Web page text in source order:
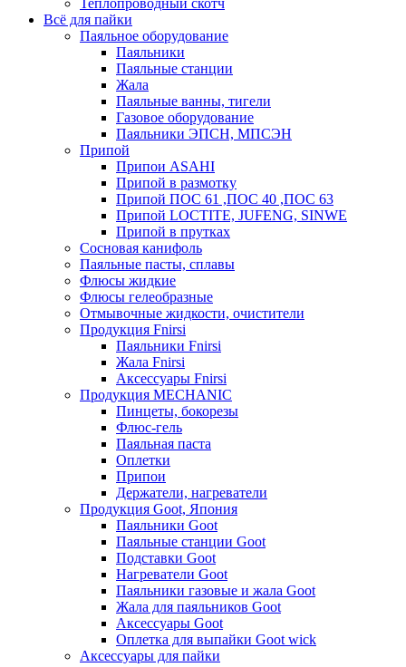
Теплопроводный скотч
Всё для пайки
Паяльное оборудование
Паяльники
Паяльные станции
Жала
Паяльные ванны, тигели
Газовое оборудование
Паяльники ЭПСН, МПСЭН
Припой
Припои ASAHI
Припой в размотку
Припой ПОС 61 ,ПОС 40 ,ПОС 63
Припой LOCTITE, JUFENG, SINWE
Припой в прутках
Сосновая канифоль
Паяльные пасты, сплавы
Флюсы жидкие
Флюсы гелеобразные
Отмывочные жидкости, очистители
Продукция Fnirsi
Паяльники Fnirsi
Жала Fnirsi
Аксессуары Fnirsi
Продукция MECHANIC
Пинцеты, бокорезы
Флюс-гель
Паяльная паста
Оплетки
Припои
Держатели, нагреватели
Продукция Goot, Япония
Паяльники Goot
Паяльные станции Goot
Подставки Goot
Нагреватели Goot
Паяльники газовые и жала Goot
Жала для паяльников Goot
Аксессуары Goot
Оплетка для выпайки Goot wick
Аксессуары для пайки